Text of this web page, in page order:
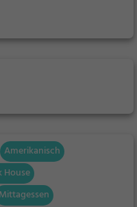
Amerikanisch
House
Mittagessen